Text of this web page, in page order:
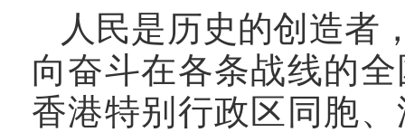
人民是历史的创造者
向奋斗在各条战线的
香港特别行政区同胞